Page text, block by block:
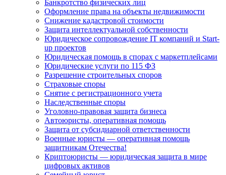
Банкротство физических лиц
Оформление права на объекты недвижимости
Снижение кадастровой стоимости
Защита интеллектуальной собственности
Юридическое сопровождение IT компаний и Start-
up проектов
Юридическая помощь в спорах с маркетплейсами
Юридические услуги по 115 ФЗ
Разрешение строительных споров
Страховые споры
Снятие с регистрационного учета
Наследственные споры
Уголовно-правовая защита бизнеса
Автоюристы, оперативная помощь
Защита от субсидиарной ответственности
Военные юристы — оперативная помощь
защитникам Отечества!
Криптоюристы — юридическая защита в мире
цифровых активов